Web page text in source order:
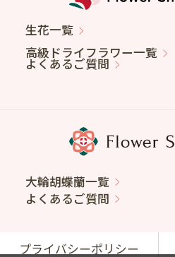
生花一覧
高級ドライフラワー一覧
よくあるご質問
大輪胡蝶蘭一覧
よくあるご質問
プライバシーポリシー